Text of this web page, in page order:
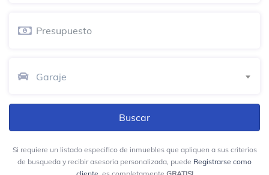
Azteca
Cancha Aguas Claras
El Garaje
Plazoleta de Comidas San Silvestre
Garaje
Si requiere un listado especifico de inmuebles que apliquen a sus criterios
de busqueda y recibir asesoria personalizada, puede Registrarse como